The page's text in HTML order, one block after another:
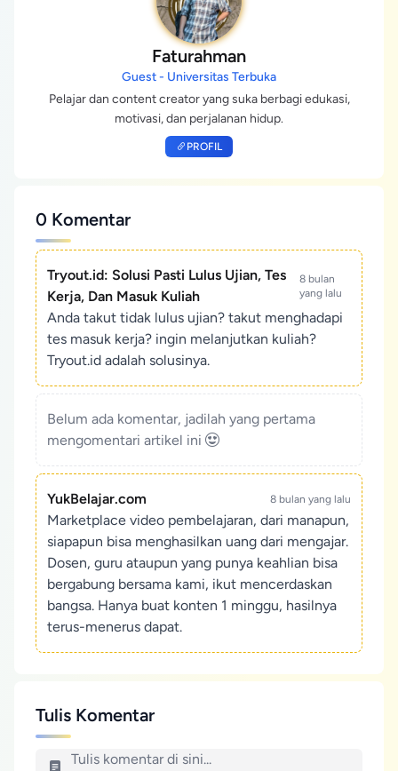
Faturahman
Guest - Universitas Terbuka
Pelajar dan content creator yang suka berbagi edukasi,
motivasi, dan perjalanan hidup.
PROFIL
0 Komentar
Tryout.id: Solusi Pasti Lulus Ujian, Tes
Kerja, Dan Masuk Kuliah
8 bulan
yang lalu
Anda takut tidak lulus ujian? takut menghadapi
tes masuk kerja? ingin melanjutkan kuliah?
Tryout.id adalah solusinya.
Belum ada komentar, jadilah yang pertama
mengomentari artikel ini
YukBelajar.com 8 bulan yang lalu
Marketplace video pembelajaran, dari manapun,
siapapun bisa menghasilkan uang dari mengajar.
Dosen, guru ataupun yang punya keahlian bisa
bergabung bersama kami, ikut mencerdaskan
bangsa. Hanya buat konten 1 minggu, hasilnya
terus-menerus dapat.
Tulis Komentar